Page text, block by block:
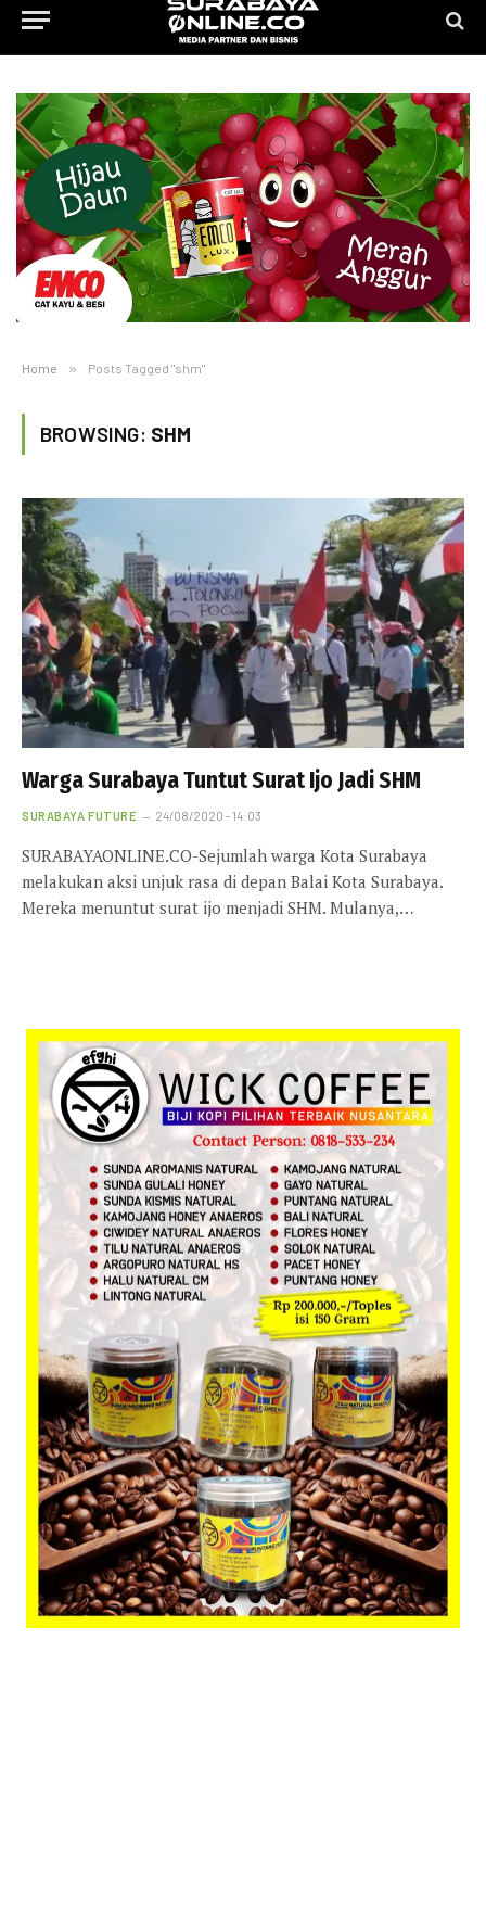
Home » Posts Tagged "shm"
BROWSING: SHM
Warga Surabaya Tuntut Surat Ijo Jadi SHM
SURABAYA FUTURE 24/08/2020 - 14:03
SURABAYAONLINE.CO-Sejumlah warga Kota Surabaya
melakukan aksi unjuk rasa di depan Balai Kota Surabaya.
Mereka menuntut surat ijo menjadi SHM. Mulanya,…